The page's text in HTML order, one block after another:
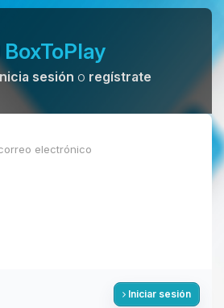
BoxToPlay
sesión o regístrate
Iniciar sesión